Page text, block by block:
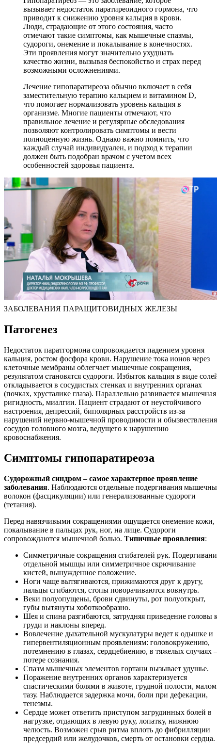
вызывает недостаток паратиреоидного гормона, что
приводит к снижению уровня кальция в крови.
Люди, страдающие от этого состояния, часто
отмечают такие симптомы, как мышечные спазмы,
судороги, онемение и покалывание в конечностях.
Эти проявления могут значительно ухудшать
качество жизни, вызывая беспокойство и страх перед
возможными осложнениями.
Лечение гипопаратиреоза обычно включает в себя
заместительную терапию кальцием и витамином D,
что помогает нормализовать уровень кальция в
организме. Многие пациенты отмечают, что
правильное лечение и регулярные обследования
позволяют контролировать симптомы и вести
полноценную жизнь. Однако важно помнить, что
каждый случай индивидуален, и подход к терапии
должен быть подобран врачом с учетом всех
особенностей здоровья пациента.
ЗАБОЛЕВАНИЯ ПАРАЩИТОВИДНЫХ ЖЕЛЕЗЫ
Патогенез
Недостаток паратгормона сопровождается падением уровня
кальция, ростом фосфора крови. Нарушение тока ионов через
клеточные мембраны облегчает мышечные сокращения,
результатом становятся судороги. Избыток кальция в виде
откладывается в сосудистых стенках и внутренних органах
(почках, хрусталике глаза). Параллельно развивается мышечная
ригидность, миалгии. Пациент страдают от неустойчивого
настроения, депрессий, биполярных расстройств из-за
нарушений нервно-мышечной проводимости и обызвествления
сосудов головного мозга, ведущего к нарушению
кровоснабжения.
Симптомы гипопаратиреоза
Судорожный синдром – самое характерное проявление
заболевания. Наблюдаются отдельные подергивания
волокон (фасцикуляции) или генерализованные судороги
(тетания).
Перед навязчивыми сокращениями ощущается онемение кожи,
покалывание в пальцах рук, ног, на лице. Судороги
сопровождаются мышечной болью. Типичные проявления:
Симметричные сокращения сгибателей рук.
отдельной мышцы или симметричное скрючивание
кистей, вынужденное положение.
Ноги чаще вытягиваются, прижимаются друг к другу,
пальцы сгибаются, стопы поворачиваются вовнутрь.
Веки полуопущены, брови сдвинуты, рот полуоткрыт,
губы вытянуты хоботкообразно.
Шея и спина разгибаются, затрудняя приведение головы
груди и наклоны вперед.
Вовлечение дыхательной мускулатуры ведет к одышке и
гипервентиляционным проявлениям: головокружению,
потемнению в глазах, сердцебиению, в тяжелых случаях –
потере сознания.
Спазм мышечных элементов гортани вызывает удушье.
Поражение внутренних органов характеризуется
спастическими болями в животе, грудной полости, малом
тазу. Наблюдается задержка мочи, боли при дефекации,
тенезмы.
Сердце может ответить приступом загрудинных болей в
нагрузке, отдающих в левую руку, лопатку, нижнюю
челюсть. Возможен срыв ритма вплоть до фибрилляции
предсердий или желудочков, смерть от остановки сердца.